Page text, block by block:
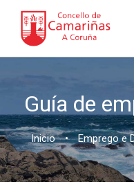
Guía de
Inicio • Emprego e